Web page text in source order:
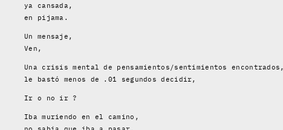
ya cansada,
en pijama.
Un mensaje,
Ven,
Una crisis mental de pensamientos/sentimientos encontrados,
le bastó menos de .01 segundos decidir,
Ir o no ir ?
Iba muriendo en el camino,